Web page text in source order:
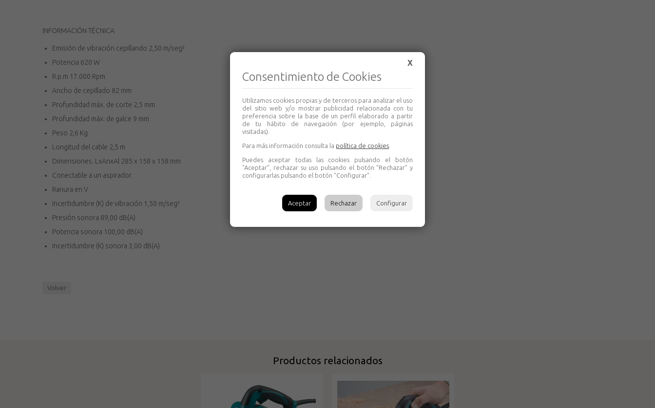
INFORMACIÓN TÉCNICA
Emisión de vibración cepillando 2,50 m/seg²
Potencia 620 W
R.p.m 17.000 Rpm
Ancho de cepillado 82 mm
Profundidad máx. de corte 2,5 mm
Profundidad máx. de galce 9 mm
Peso 2,6 Kg
Longitud del cable 2,5 m
Dimensiones. LxAnxAl 285 x 158 x 158 mm
Conectable a un aspirador
Ranura en V
Incertidumbre (K) de vibración 1,50 m/seg²
Presión sonora 89,00 dB(A)
Potencia sonora 100,00 dB(A)
Incertidumbre (K) sonora 3,00 dB(A)
Volver
Productos relacionados
X
Consentimiento de Cookies
Utilizamos cookies propias y de terceros para analizar el uso
del sitio web y/o mostrar publicidad relacionada con tu
preferencia sobre la base de un perfil elaborado a partir
de tu hábito de navegación (por ejemplo, páginas
visitadas).
Para más información consulta la política de cookies
Puedes aceptar todas las cookies pulsando el botón
"Aceptar", rechazar su uso pulsando el botón "Rechazar" y
configurarlas pulsando el botón "Configurar".
Aceptar Rechazar Configurar